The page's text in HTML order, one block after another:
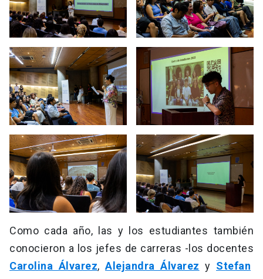
Como cada año, las y los estudiantes también
conocieron a los jefes de carreras -los docentes
Carolina Álvarez,Alejandra Álvarez y Stefan